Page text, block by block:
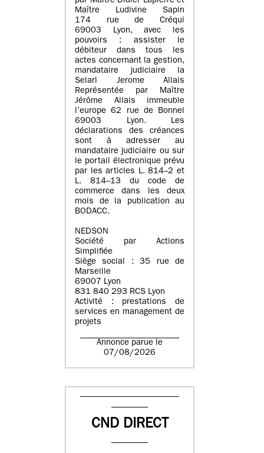
Maître Ludivine Sapin
174 rue de Créqui
69003 Lyon, avec les
pouvoirs : assister le
débiteur dans tous les
actes concernant la gestion,
mandataire judiciaire la
Selarl Jerome Allais
Représentée par Maître
Jérôme Allais immeuble
l’europe 62 rue de Bonnel
69003 Lyon. Les
déclarations des créances
sont à adresser au
mandataire judiciaire ou sur
le portail électronique prévu
par les articles L. 814–2 et
L. 814–13 du code de
commerce dans les deux
mois de la publication au
BODACC.
NEDSON
Société par Actions
Simplifiée
Siège social : 35 rue de
Marseille
69007 Lyon
831 840 293 RCS Lyon
Activité : prestations de
services en management de
projets
Annonce parue le
07/08/2026
CND DIRECT